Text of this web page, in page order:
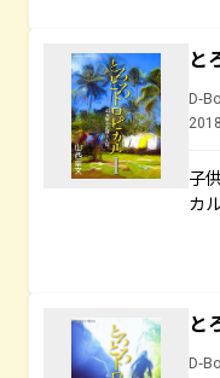
と
D-
子
カ
と
D-